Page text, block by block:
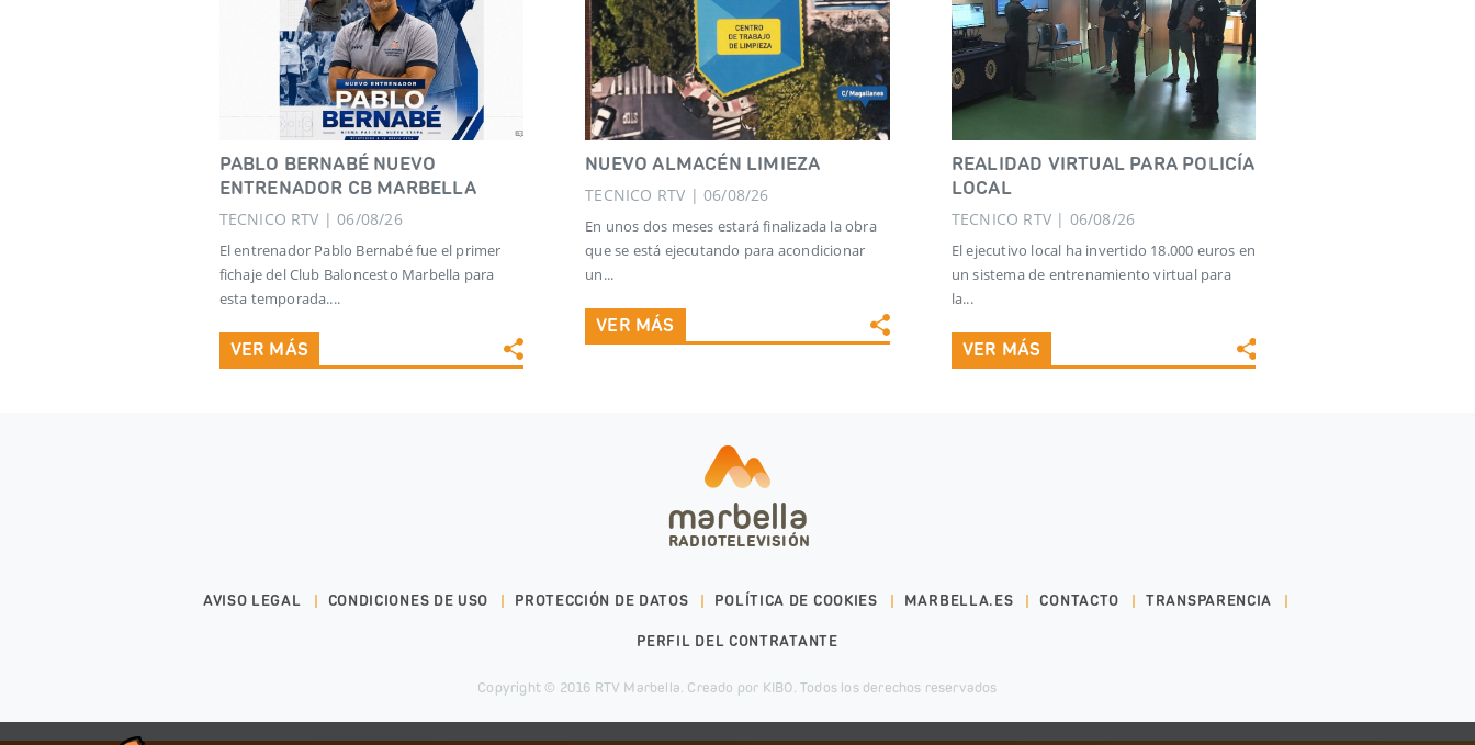
PABLO BERNABÉ NUEVO
ENTRENADOR CB MARBELLA
TECNICO RTV | 06/08/26
El entrenador Pablo Bernabé fue el primer
fichaje del Club Baloncesto Marbella para
esta temporada....
VER MÁS
NUEVO ALMACÉN LIMIEZA
TECNICO RTV | 06/08/26
En unos dos meses estará finalizada la obra
que se está ejecutando para acondicionar
un...
VER MÁS
REALIDAD VIRTUAL PARA POLICÍA
LOCAL
TECNICO RTV | 06/08/26
El ejecutivo local ha invertido 18.000 euros en
un sistema de entrenamiento virtual para
la...
VER MÁS
marbella
RADIOTELEVISIÓN
AVISO LEGAL CONDICIONES DE USO PROTECCIÓN DE DATOS POLÍTICA DE COOKIES MARBELLA.ES CONTACTO TRANSPARENCIA
PERFIL DEL CONTRATANTE
Copyright © 2016 RTV Marbella. Creado por KIBO. Todos los derechos reservados